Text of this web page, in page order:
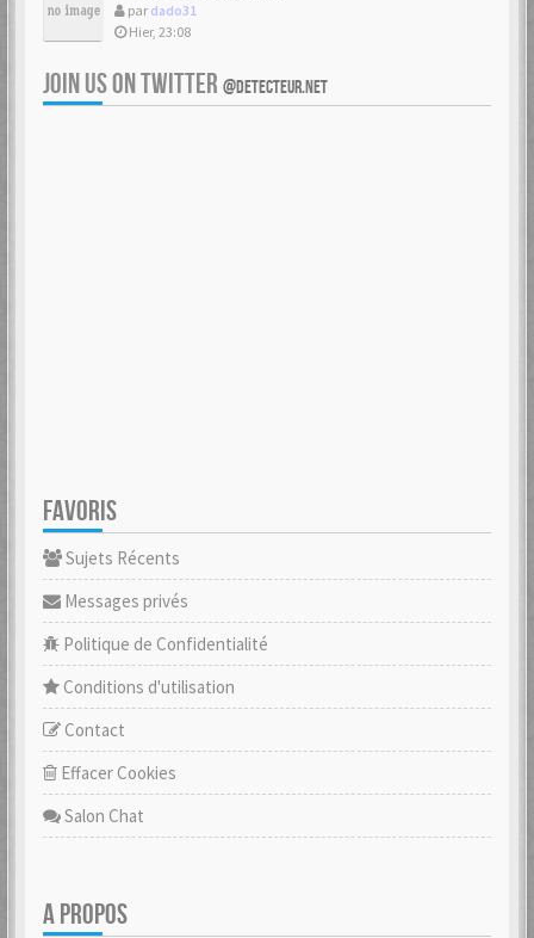
par dado31
Hier, 23:08
JOIN US ON TWITTER @DETECTEUR.NET
FAVORIS
Sujets Récents
Messages privés
Politique de Confidentialité
Conditions d'utilisation
Contact
Effacer Cookies
Salon Chat
A PROPOS